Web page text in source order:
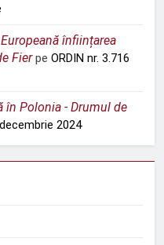
înființarea
Fierpe ORDIN nr. 3.716
în Polonia - Drumul de
2024